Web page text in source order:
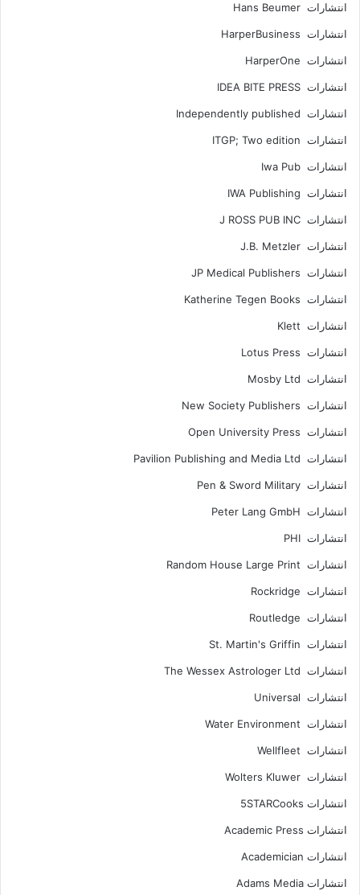
انتشارات Hans Beumer
انتشارات HarperBusiness
انتشارات HarperOne
انتشارات IDEA BITE PRESS
انتشارات Independently published
انتشارات ITGP; Two edition
انتشارات Iwa Pub
انتشارات IWA Publishing
انتشارات J ROSS PUB INC
انتشارات J.B. Metzler
انتشارات JP Medical Publishers
انتشارات Katherine Tegen Books
انتشارات Klett
انتشارات Lotus Press
انتشارات Mosby Ltd
انتشارات New Society Publishers
انتشارات Open University Press
انتشارات Pavilion Publishing and Media Ltd
انتشارات Pen & Sword Military
انتشارات Peter Lang GmbH
انتشارات PHI
انتشارات Random House Large Print
انتشارات Rockridge
انتشارات Routledge
انتشارات St. Martin's Griffin
انتشارات The Wessex Astrologer Ltd
انتشارات Universal
انتشارات Water Environment
انتشارات Wellfleet
انتشارات Wolters Kluwer
انتشارات 5STARCooks
انتشارات Academic Press
انتشارات Academician
انتشارات Adams Media